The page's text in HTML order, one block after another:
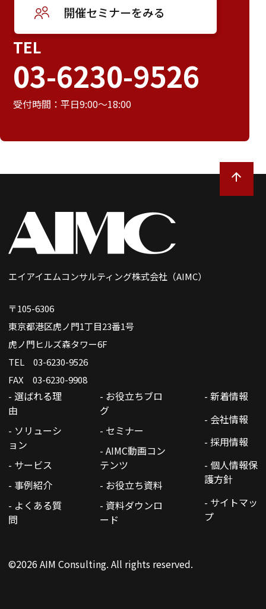
開催セミナーをみる
TEL
03-6230-9526
受付時間：平日9:00～18:00
エイアイエムコンサルティング株式会社（AIMC）
〒105-6306
東京都港区虎ノ門1丁目23番1号
虎ノ門ヒルズ森タワー6F
TEL 03-6230-9526
FAX 03-6230-9908
- 選ばれる理
由
- ソリューシ
ョン
- サービス
- 事例紹介
- よくある質
問
- お役立ちブロ
グ
- セミナー
- AIMC動画コン
テンツ
- お役立ち資料
- 資料ダウンロ
ード
- 新着情報
- 会社情報
- 採用情報
- 個人情報保
護方針
- サイトマッ
プ
©2026 AIM Consulting. All rights reserved.